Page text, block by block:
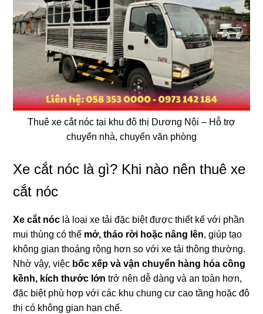
Thuê xe cắt nóc tại khu đô thị Dương Nội – Hỗ trợ
chuyển nhà, chuyển văn phòng
Xe cắt nóc là gì? Khi nào nên thuê xe
cắt nóc
Xe cắt nóc là loại xe tải đặc biệt được thiết kế với phần
mui thùng có thể mở, tháo rời hoặc nâng lên, giúp tạo
không gian thoáng rộng hơn so với xe tải thông thường.
Nhờ vậy, việc bốc xếp và vận chuyển hàng hóa cồng
kềnh, kích thước lớn trở nên dễ dàng và an toàn hơn,
đặc biệt phù hợp với các khu chung cư cao tầng hoặc đô
thị có không gian hạn chế.